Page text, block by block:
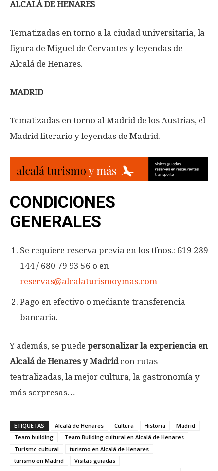
ALCALÁ DE HENARES
Tematizadas en torno a la ciudad universitaria, la
figura de Miguel de Cervantes y leyendas de
Alcalá de Henares.
MADRID
Tematizadas en torno al Madrid de los Austrias, el
Madrid literario y leyendas de Madrid.
CONDICIONES
GENERALES
Se requiere reserva previa en los tfnos.: 619 289
144 / 680 79 93 56 o en
reservas@alcalaturismoymas.com
Pago en efectivo o mediante transferencia
bancaria.
Y además, se puede personalizar la experiencia en
Alcalá de Henares y Madridcon rutas
teatralizadas, la mejor cultura, la gastronomía y
más sorpresas…
ETIQUETAS Alcalá de Henares Cultura Historia
Madrid
Team building
Team Building cultural en Alcalá de Henares
Turismo cultural
turismo en Alcalá de Henares
turismo en Madrid
Visitas guiadas